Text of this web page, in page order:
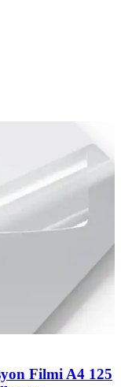
Filmi A4 125